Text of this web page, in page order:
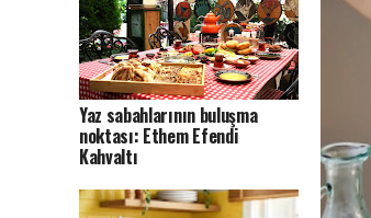
Yaz sabahlarının buluşma
noktası: Ethem Efendi
Kahvaltı